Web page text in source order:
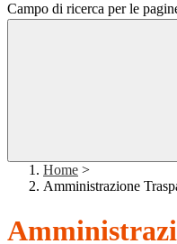
Campo di ricerca per le
Home >
Amministrazione